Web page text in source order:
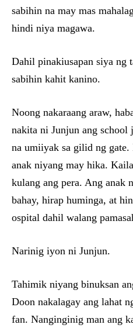
sabihin na may mas
hindi niya magawa.
Dahil pinakiusapan siya ng
sabihin kahit kanino.
Noong nakaraang araw,
nakita ni Junjun ang
na umiiyak sa gilid ng gate.
anak niyang may hika.
kulang ang pera. Ang anak
bahay, hirap huminga, at
ospital dahil walang
Narinig iyon ni Junjun.
Tahimik niyang binuksan
Doon nakalagay ang lahat
fan. Nanginginig man ang